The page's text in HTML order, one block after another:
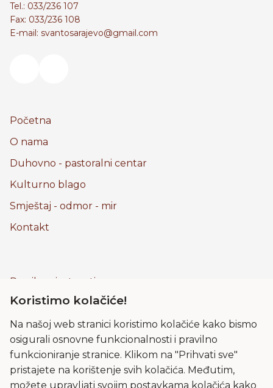
Tel.: 033/236 107
Fax: 033/236 108
E-mail: svantosarajevo@gmail.com
Početna
O nama
Duhovno - pastoralni centar
Kulturno blago
Smještaj - odmor - mir
Kontakt
Pravila privatnosti
Kolačići
Uvjeti korištenja
Frama
Impressum
Koristimo kolačiće!
Na našoj web stranici koristimo kolačiće kako bismo
osigurali osnovne funkcionalnosti i pravilno
funkcioniranje stranice. Klikom na "Prihvati sve"
pristajete na korištenje svih kolačića. Međutim,
možete upravljati svojim postavkama kolačića kako